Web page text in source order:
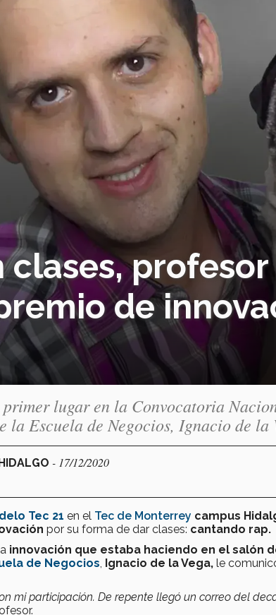
clases,
de
lugar en la Convocatoria
Escuela de Negocios, Ignacio de la
- 17/12/2020
Tec 21 en el Tec de Monterrey campus
por su forma de dar clases: cantando rap.
innovación que estaba haciendo en el salón
de Negocios Ignacio de la Vega, le
mi participación. De repente llegó un correo del